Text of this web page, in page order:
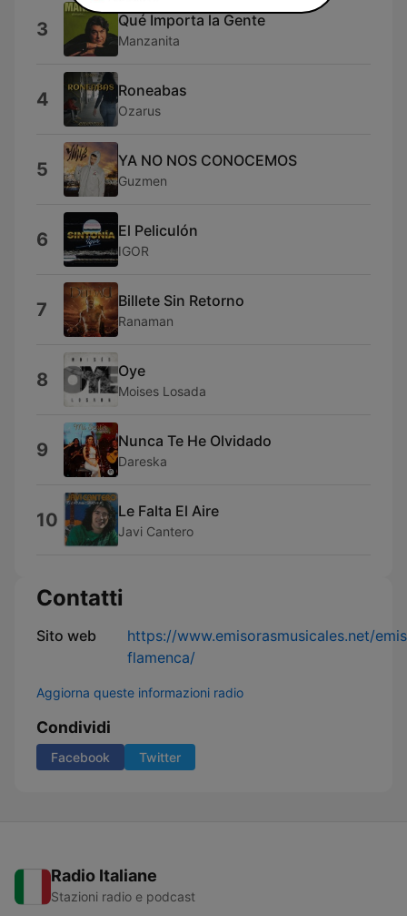
3 Qué Importa la Gente
Manzanita
4 Roneabas
Ozarus
5 YA NO NOS CONOCEMOS
Guzmen
6 El Peliculón
IGOR
7 Billete Sin Retorno
Ranaman
8 Oye
Moises Losada
9 Nunca Te He Olvidado
Dareska
10 Le Falta El Aire
Javi Cantero
Contatti
Sito web
https://www.emisorasmusicales.net/
flamenca/
Aggiorna queste informazioni radio
Condividi
Facebook Twitter
Radio Italiane
Stazioni radio e podcast